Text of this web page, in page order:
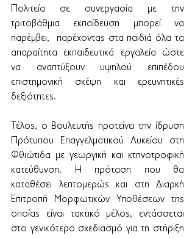
Πολιτεία σε συνεργασία με την
τριτοβάθμια εκπαίδευση μπορεί να
παρέμβει,  παρέχοντας στα παιδιά όλα τα
απαραίτητα εκπαιδευτικά εργαλεία ώστε
να αναπτύξουν υψηλού επιπέδου
επιστημονική σκέψη και ερευνητικές
δεξιότητες.
Τέλος, ο Βουλευτής προτείνει την ίδρυση
Πρότυπου Επαγγελματικού Λυκείου στη
Φθιώτιδα με γεωργική και κτηνοτροφική
κατεύθυνση. Η πρόταση που θα
καταθέσει λεπτομερώς και στη Διαρκή
Επιτροπή Μορφωτικών Υποθέσεων της
οποίας είναι τακτικό μέλος, εντάσσεται
στο γενικότερο σχεδιασμό για τη στήριξη